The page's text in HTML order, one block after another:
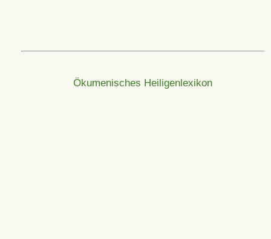
Ökumenisches Heiligenlexikon